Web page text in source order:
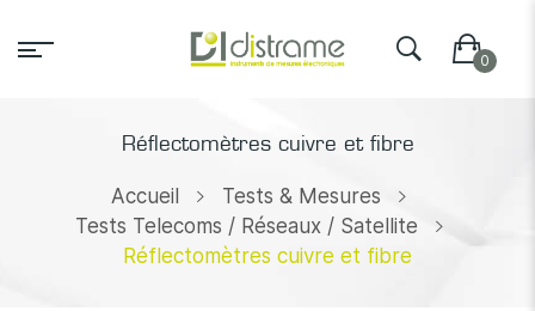
Réflectomètres cuivre et fibre
Accueil
Tests & Mesures
Tests Telecoms / Réseaux / Satellite
Réflectomètres cuivre et fibre